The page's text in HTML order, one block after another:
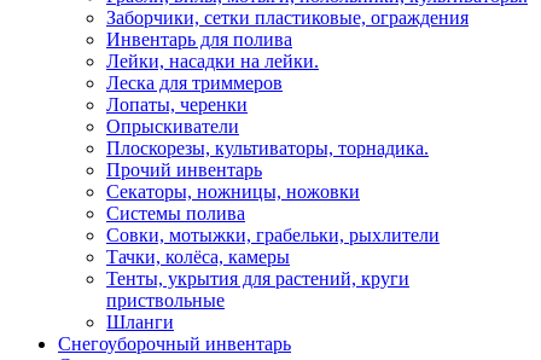
Заборчики, сетки пластиковые, ограждения
Инвентарь для полива
Лейки, насадки на лейки.
Леска для триммеров
Лопаты, черенки
Опрыскиватели
Плоскорезы, культиваторы, торнадика.
Прочий инвентарь
Секаторы, ножницы, ножовки
Системы полива
Совки, мотыжки, грабельки, рыхлители
Тачки, колёса, камеры
Тенты, укрытия для растений, круги
приствольные
Шланги
Снегоуборочный инвентарь